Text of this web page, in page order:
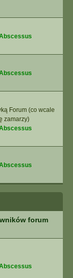
Forum (co wcale
zamarzy)
forum